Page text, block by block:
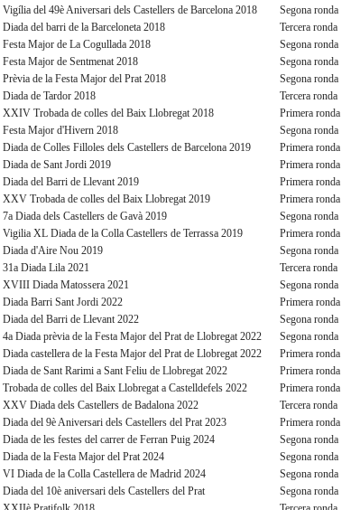
Vigília del 49è Aniversari dels Castellers de Barcelona 2018
Segona ronda
Diada del barri de la Barceloneta 2018
Tercera ronda
Festa Major de La Cogullada 2018
Segona ronda
Festa Major de Sentmenat 2018
Segona ronda
Prèvia de la Festa Major del Prat 2018
Segona ronda
Diada de Tardor 2018
Tercera ronda
XXIV Trobada de colles del Baix Llobregat 2018
Primera ronda
Festa Major d'Hivern 2018
Segona ronda
Diada de Colles Filloles dels Castellers de Barcelona 2019
Primera ronda
Diada de Sant Jordi 2019
Primera ronda
Diada del Barri de Llevant 2019
Primera ronda
XXV Trobada de colles del Baix Llobregat 2019
Primera ronda
7a Diada dels Castellers de Gavà 2019
Segona ronda
Vigilia XL Diada de la Colla Castellers de Terrassa 2019
Primera ronda
Diada d'Aire Nou 2019
Segona ronda
31a Diada Lila 2021
Tercera ronda
XVIII Diada Matossera 2021
Segona ronda
Diada Barri Sant Jordi 2022
Primera ronda
Diada del Barri de Llevant 2022
Segona ronda
4a Diada prèvia de la Festa Major del Prat de Llobregat 2022
Segona ronda
Diada castellera de la Festa Major del Prat de Llobregat 2022
Primera ronda
Diada de Sant Rarimi a Sant Feliu de Llobregat 2022
Primera ronda
Trobada de colles del Baix Llobregat a Castelldefels 2022
Primera ronda
XXV Diada dels Castellers de Badalona 2022
Tercera ronda
Diada del 9è Aniversari dels Castellers del Prat 2023
Primera ronda
Diada de les festes del carrer de Ferran Puig 2024
Segona ronda
Diada de la Festa Major del Prat 2024
Segona ronda
VI Diada de la Colla Castellera de Madrid 2024
Segona ronda
Diada del 10è aniversari dels Castellers del Prat
Segona ronda